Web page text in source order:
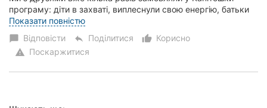
Карпати
програму: діти в захваті, виплеснули свою енергію, батьки
зробили море яскравих ф...
Показати повністю
chat_bubble Відповісти reply Поділитися thumb_up_alt
Корисно
warning Поскаржитися